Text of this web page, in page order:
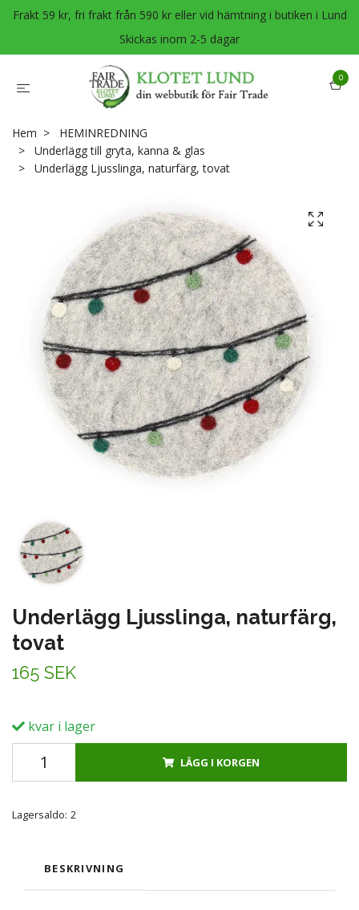
Frakt 59 kr, fri frakt från 590 kr eller vid hämtning i butiken i Lund
Skickas inom 2-5 dagar
0
Hem
HEMINREDNING
Underlägg till gryta, kanna & glas
Underlägg Ljusslinga, naturfärg, tovat
Underlägg Ljusslinga, naturfärg,
tovat
165 SEK
kvar i lager
LÄGG I KORGEN
Lagersaldo: 2
BESKRIVNING